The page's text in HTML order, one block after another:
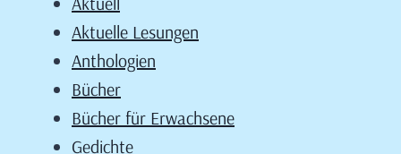
Aktuelle Lesungen
Anthologien
Bücher
Bücher für Erwachsene
Gedichte